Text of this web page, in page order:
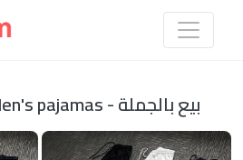
رجالي بيجامات Men's pajamas - بيع بالجملة